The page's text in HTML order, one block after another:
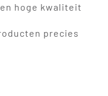
hoge kwaliteit
precies